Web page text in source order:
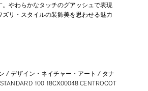
。やわらかなタッチのグアッシュで表現
リ・スタイルの装飾美を思わせる魅力
/ デザイン・ネイチャー・アート / タナ
100 18CX00048 CENTROCOT